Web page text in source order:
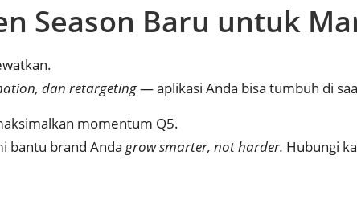
Season Baru untuk
dan retargeting— aplikasi Anda bisa tumbuh di
momentum Q5.
bantu brand Anda grow smarter, not harder. Hubungi